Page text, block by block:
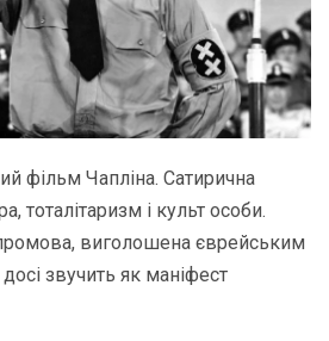
фільм Чапліна. Сатирична
тоталітаризм і культ особи.
виголошена єврейським
звучить як маніфест